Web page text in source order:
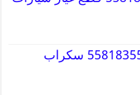
قطع غيار باجيرو 55818355 سكراب